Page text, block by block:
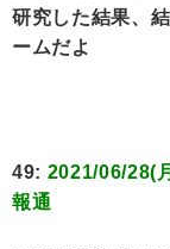
研究した結果、
ームだよ
49: 2021/06/28(
報通